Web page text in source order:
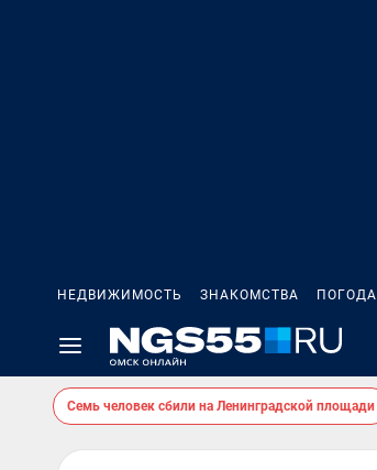
НЕДВИЖИМОСТЬ ЗНАКОМСТВА ПОГОДА
Семь человек сбили на Ленинградской площади